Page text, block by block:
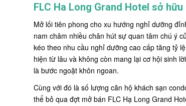
FLC Ha Long Grand Hotel sở
Mở lối tiên phong cho xu hướng nghỉ dưỡng
nam châm nhiều chân hút sự quan tâm chú ý
kéo theo nhu cầu nghỉ dưỡng cao cấp tăng tỷ
hiện từ lâu và không còn mang lại cơ hội sinh
là bước ngoặt khôn ngoan.
Cùng với đó là số lượng căn hộ khách sạn
thể bỏ qua đợt mở bán FLC Hạ Long Grand